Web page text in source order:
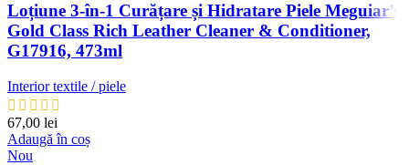
Loțiune 3-în-1 Curățare și Hidratare Piele Meguiar’s
Gold Class Rich Leather Cleaner & Conditioner,
G17916, 473ml
Interior textile / piele
67,00 lei
Adaugă în coș
Nou